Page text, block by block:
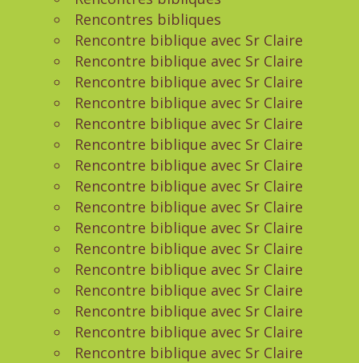
Rencontres bibliques
Rencontre biblique avec Sr Claire
Rencontre biblique avec Sr Claire
Rencontre biblique avec Sr Claire
Rencontre biblique avec Sr Claire
Rencontre biblique avec Sr Claire
Rencontre biblique avec Sr Claire
Rencontre biblique avec Sr Claire
Rencontre biblique avec Sr Claire
Rencontre biblique avec Sr Claire
Rencontre biblique avec Sr Claire
Rencontre biblique avec Sr Claire
Rencontre biblique avec Sr Claire
Rencontre biblique avec Sr Claire
Rencontre biblique avec Sr Claire
Rencontre biblique avec Sr Claire
Rencontre biblique avec Sr Claire